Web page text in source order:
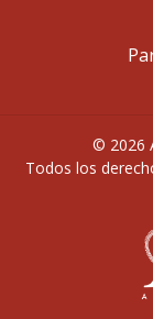
© 2026
Todos los